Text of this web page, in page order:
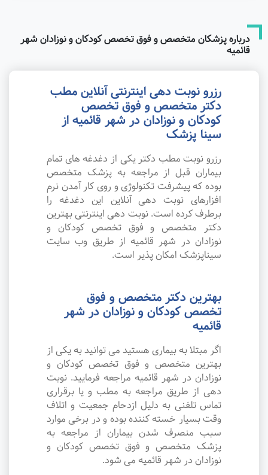
درباره پزشکان متخصص و فوق تخصص کودکان و نوزادان شهر
قائمیه
رزرو نوبت دهی اینترنتی آنلاین مطب
دکتر متخصص و فوق تخصص
کودکان و نوزادان در شهر قائمیه از
سینا پزشک
رزرو نوبت مطب دکتر یکی از دغدغه های تمام
بیماران قبل از مراجعه به پزشک متخصص
بوده که پیشرفت تکنولوژی و روی کار آمدن نرم
افزارهای نوبت دهی آنلاین این دغدغه را
برطرف کرده است. نوبت دهی اینترنتی بهترین
دکتر متخصص و فوق تخصص کودکان و
نوزادان در شهر قائمیه از طریق وب سایت
سیناپزشک امکان پذیر است.
بهترین دکتر متخصص و فوق
تخصص کودکان و نوزادان در شهر
قائمیه
اگر مبتلا به بیماری هستید می توانید به یکی از
بهترین متخصص و فوق تخصص کودکان و
نوزادان در شهر قائمیه مراجعه فرمایید. نوبت
دهی از طریق مراجعه به مطب و یا برقراری
تماس تلفنی به دلیل ازدحام جمعیت و اتلاف
وقت بسیار خسته کننده بوده و در برخی موارد
سبب منصرف شدن بیماران از مراجعه به
پزشک متخصص و فوق تخصص کودکان و
نوزادان در شهر قائمیه می شود.